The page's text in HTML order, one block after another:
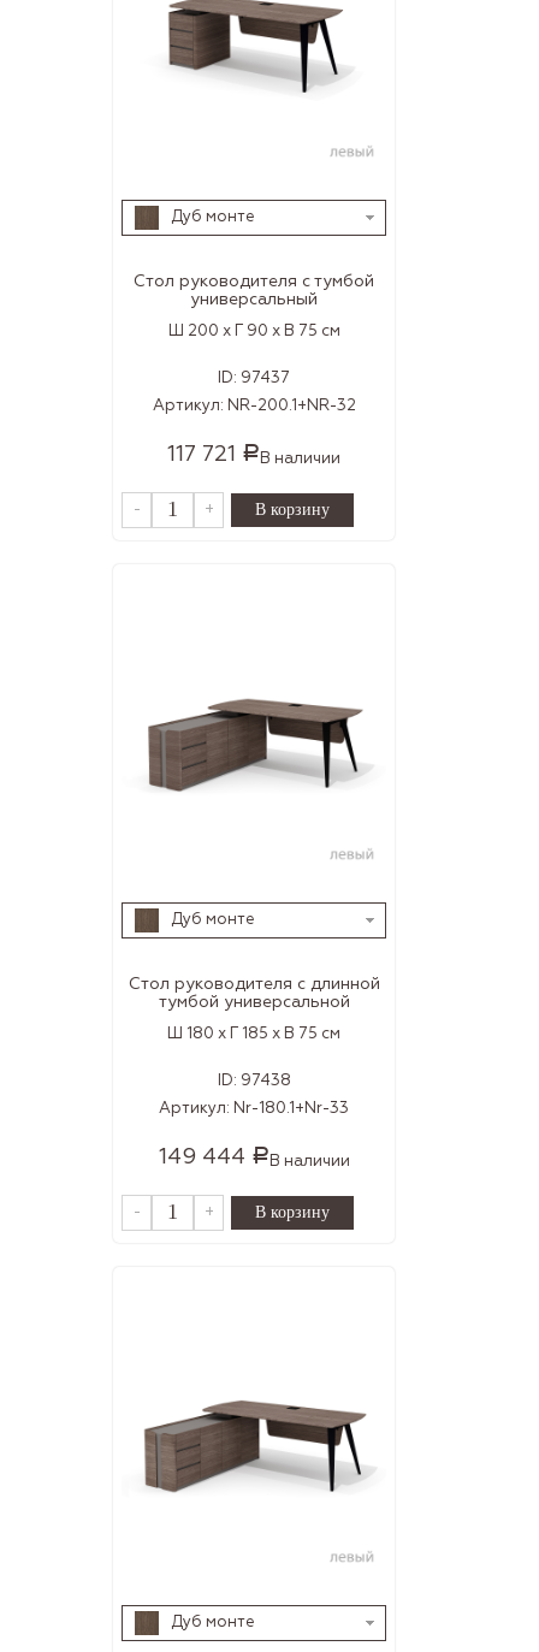
Дуб монте
Стол руководителя с тумбой
универсальный
Ш 200 x Г 90 x В 75 см
ID: 97437
Артикул: NR-200.1+NR-32
117 721 Р В наличии
- +
Дуб монте
Стол руководителя с длинной
тумбой универсальной
Ш 180 x Г 185 x В 75 см
ID: 97438
Артикул: Nr-180.1+Nr-33
149 444 Р В наличии
- +
Дуб монте